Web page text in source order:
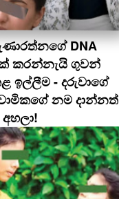
DNA
කරන්නැයි ගුවන්
ඉල්ලීම - දරුවාගේ
නම දාන්නත්
අහලා!